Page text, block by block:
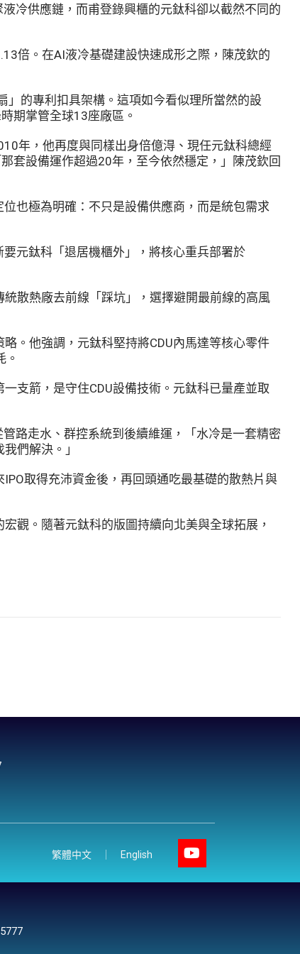
冷供應鏈，而甫登錄興櫃的元鈦科卻以截然不同的
倍。在AI液冷基礎建設快速成形之際，陳茂欽的
的專利扣具架構。這項如今看似理所當然的設
期掌管全球13座廠區。
年，他再度與同樣出身倍億淂、現任元鈦科總經
套設備運作超過20年，至今依然穩定，」陳茂欽回
也極為明確：不只是設備供應商，而是統包需求
元鈦科「退居機櫃外」，將核心重兵部署於
散熱廠去前線「踩坑」，選擇避開最前線的高風
。他強調，元鈦科堅持將CDU內馬達等核心零件
支箭，是守住CDU設備技術。元鈦科已量產並取
路走水、群控系統到後續維運，「水冷是一套精密
們解決。」
取得充沛資金後，再回頭通吃最基礎的散熱片與
觀。隨著元鈦科的版圖持續向北美與全球拓展，
繁體中文 English